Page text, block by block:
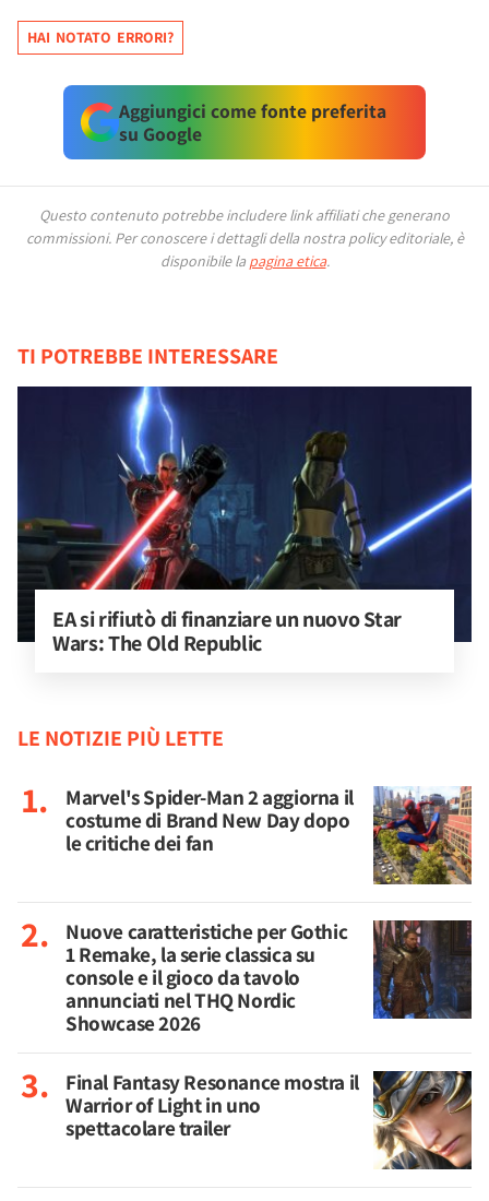
HAI NOTATO ERRORI?
Aggiungici come fonte preferita
su Google
Questo contenuto potrebbe includere link affiliati che generano
commissioni. Per conoscere i dettagli della nostra policy editoriale, è
disponibile la pagina etica.
TI POTREBBE INTERESSARE
EA si rifiutò di finanziare un nuovo Star
Wars: The Old Republic
LE NOTIZIE PIÙ LETTE
Marvel's Spider-Man 2 aggiorna il
costume di Brand New Day dopo
le critiche dei fan
Nuove caratteristiche per Gothic
1 Remake, la serie classica su
console e il gioco da tavolo
annunciati nel THQ Nordic
Showcase 2026
Final Fantasy Resonance mostra il
Warrior of Light in uno
spettacolare trailer